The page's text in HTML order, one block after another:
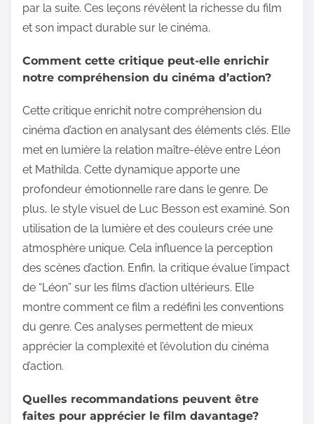
par la suite. Ces leçons révèlent la richesse du film
et son impact durable sur le cinéma.
Comment cette critique peut-elle enrichir
notre compréhension du cinéma d’action?
Cette critique enrichit notre compréhension du
cinéma d’action en analysant des éléments clés. Elle
met en lumière la relation maître-élève entre Léon
et Mathilda. Cette dynamique apporte une
profondeur émotionnelle rare dans le genre. De
plus, le style visuel de Luc Besson est examiné. Son
utilisation de la lumière et des couleurs crée une
atmosphère unique. Cela influence la perception
des scènes d’action. Enfin, la critique évalue l’impact
de “Léon” sur les films d’action ultérieurs. Elle
montre comment ce film a redéfini les conventions
du genre. Ces analyses permettent de mieux
apprécier la complexité et l’évolution du cinéma
d’action.
Quelles recommandations peuvent être
faites pour apprécier le film davantage?